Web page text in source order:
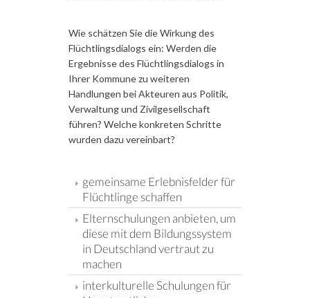
Wie schätzen Sie die Wirkung des
Flüchtlingsdialogs ein: Werden die
Ergebnisse des Flüchtlingsdialogs in
Ihrer Kommune zu weiteren
Handlungen bei Akteuren aus Politik,
Verwaltung und Zivilgesellschaft
führen? Welche konkreten Schritte
wurden dazu vereinbart?
gemeinsame Erlebnisfelder für
Flüchtlinge schaffen
Elternschulungen anbieten, um
diese mit dem Bildungssystem
in Deutschland vertraut zu
machen
interkulturelle Schulungen für